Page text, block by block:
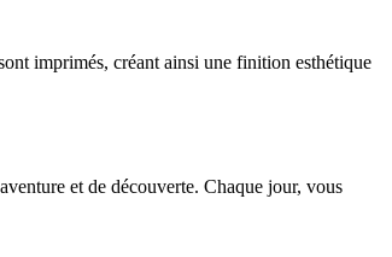
imprimés, créant ainsi une finition esthétique
et de découverte. Chaque jour, vous